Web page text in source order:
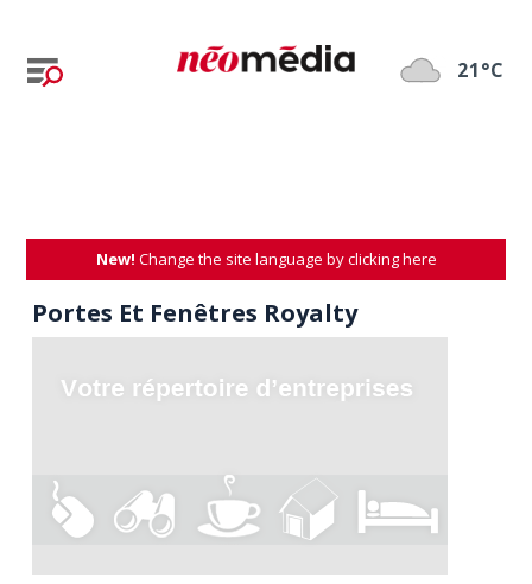
21°C
New! Change the site language by clicking here
Portes Et Fenêtres Royalty